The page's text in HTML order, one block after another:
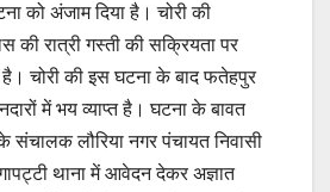
को अंजाम दिया है। चोरी की
की रात्री गस्ती की सक्रियता पर
है। चोरी की इस घटना के बाद फतेहपुर
में भय व्याप्त है। घटना के बावत
संचालक लौरिया नगर पंचायत निवासी
थाना में आवेदन देकर अज्ञात